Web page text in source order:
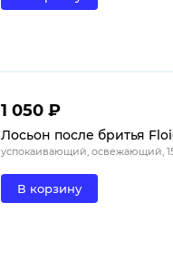
1 050 ₽
Лосьон после бритья
успокаивающий, освежающий,
В корзину